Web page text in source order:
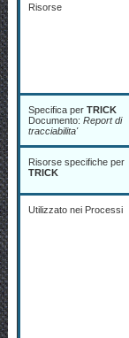
Risorse
Specifica perTRICK
Documento:Report di
tracciabilita'
Risorse specifiche per
TRICK
Utilizzato nei Processi